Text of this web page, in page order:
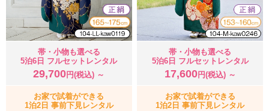
帯・小物も選べる
5泊6日 フルセットレンタル
29,700 円(税込) ～
お家で試着ができる
1泊2日 事前下見レンタル
帯・小物も選べる
5泊6日 フルセットレンタル
17,600円(税込) ～
お家で試着ができる
1泊2日 事前下見レンタル